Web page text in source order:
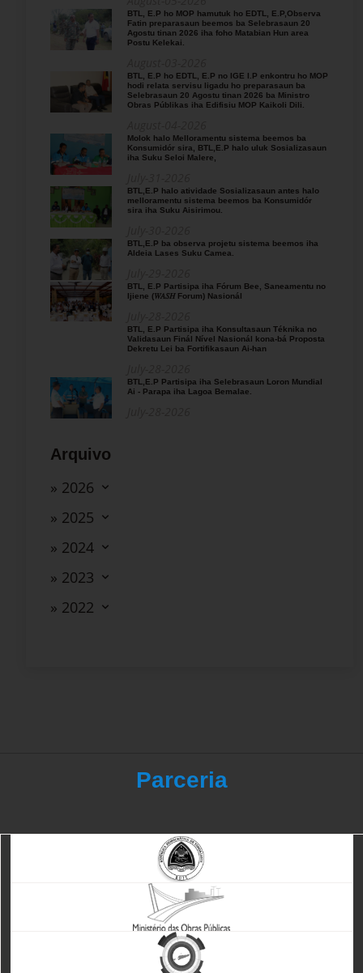
BTL, E.P ho MOP hamutuk ho EDTL, E.P,Observa
Fatin preparasaun beemos ba Selebrasaun 20
Agostu tinan 2026 iha foho Matabian Hun area
Postu Kelekai.
BTL, E.P ho EDTL, E.P no IGE I.P enkontru ho MOP
hodi relata servisu ligadu ho preparasaun ba
Selebrasaun 20 Agostu tinan 2026 ba Ministro
Obras Públikas iha Edifisiu MOP Kaikoli Dili.
Molok halo Melloramentu sistema beemos ba
Konsumidór sira, BTL,E.P halo uluk Sosializasaun
iha Suku Seloi Malere,
BTL,E.P halo atividade Sosializasaun antes halo
melloramentu sistema beemos ba Konsumidór
sira iha Suku Aisirimou.
BTL,E.P ba observa projetu sistema beemos iha
Aldeia Lases Suku Camea.
BTL, E.P Partisipa iha Fórum Bee, Saneamentu no
Ijiene (𝑊𝐴𝑆𝐻 Forum) Nasionál
BTL, E.P Partisipa iha Konsultasaun Téknika no
Validasaun Finál Nível Nasionál kona-bá Proposta
Dekretu Lei ba Fortifikasaun Ai-han
BTL,E.P Partisipa iha Selebrasaun Loron Mundial
Ai - Parapa iha Lagoa Bemalae.
Arquivo
» 2026
» 2025
» 2024
» 2023
» 2022
Parceria